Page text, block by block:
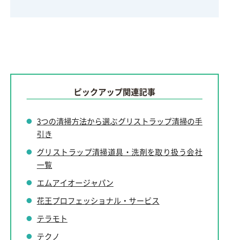
ピックアップ関連記事
3つの清掃方法から選ぶグリストラップ清掃の手
引き
グリストラップ清掃道具・洗剤を取り扱う会社
一覧
エムアイオージャパン
花王プロフェッショナル・サービス
テラモト
テクノ